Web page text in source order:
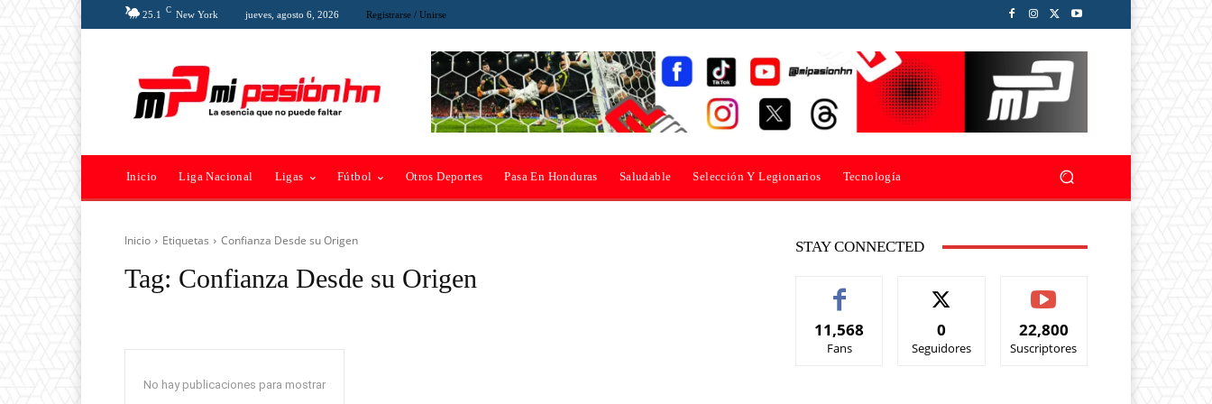
25.1 C New York jueves, agosto 6, 2026 Registrarse / Unirse
Inicio Liga Nacional Ligas Fútbol Otros Deportes Pasa En Honduras Saludable Selección Y Legionarios Tecnología
Inicio Etiquetas Confianza Desde su Origen
Tag: Confianza Desde su Origen
No hay publicaciones para mostrar
STAY CONNECTED
11,568
Fans
0
Seguidores
22,800
Suscriptores